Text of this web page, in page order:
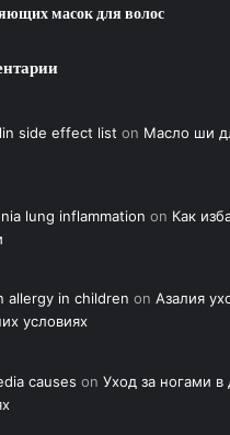
масок для волос
side effect list on Масло ши
lung inflammation on Как
allergy in children on Азалия
условиях
causes on Уход за ногами